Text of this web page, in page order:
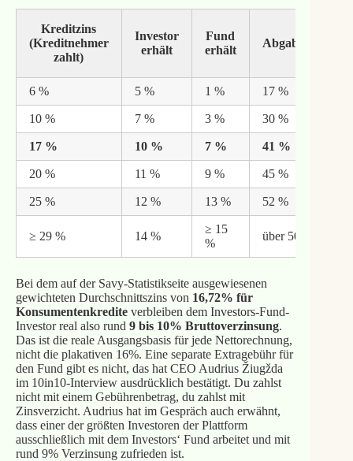
Kreditzins
(Kreditnehmer
zahlt)
Investor
erhält
Fund
erhält
Abgabequote
6 % 5 % 1 % 17 %
10 % 7 % 3 % 30 %
17 % 10 % 7 % 41 %
20 % 11 % 9 % 45 %
25 % 12 % 13 % 52 %
≥ 29 % 14 %
≥ 15
%
über 50 %
Bei dem auf der Savy-Statistikseite ausgewiesenen
gewichteten Durchschnittszins von 16,72% für
Konsumentenkrediteverbleiben dem Investors-Fund-
Investor real also rund 9 bis 10% Bruttoverzinsung.
Das ist die reale Ausgangsbasis für jede Nettorechnung,
nicht die plakativen 16%. Eine separate Extragebühr für
den Fund gibt es nicht, das hat CEO Audrius Žiugžda
im 10in10-Interview ausdrücklich bestätigt. Du zahlst
nicht mit einem Gebührenbetrag, du zahlst mit
Zinsverzicht. Audrius hat im Gespräch auch erwähnt,
dass einer der größten Investoren der Plattform
ausschließlich mit dem Investors‘ Fund arbeitet und mit
rund 9% Verzinsung zufrieden ist.